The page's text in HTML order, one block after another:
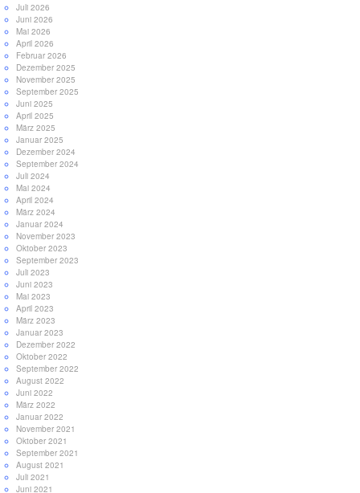
Juli 2026
Juni 2026
Mai 2026
April 2026
Februar 2026
Dezember 2025
November 2025
September 2025
Juni 2025
April 2025
März 2025
Januar 2025
Dezember 2024
September 2024
Juli 2024
Mai 2024
April 2024
März 2024
Januar 2024
November 2023
Oktober 2023
September 2023
Juli 2023
Juni 2023
Mai 2023
April 2023
März 2023
Januar 2023
Dezember 2022
Oktober 2022
September 2022
August 2022
Juni 2022
März 2022
Januar 2022
November 2021
Oktober 2021
September 2021
August 2021
Juli 2021
Juni 2021